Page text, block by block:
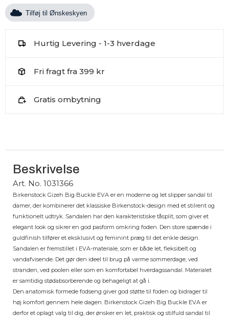
Tilføj til Ønskeskyen
Hurtig Levering - 1-3 hverdage
Fri fragt fra 399 kr
Gratis ombytning
Beskrivelse
Art. No. 1031366
Birkenstock Gizeh Big Buckle EVA er en moderne og let slipper sandal til
damer, der kombinerer det klassiske Birkenstock-design med et stilrent og
funktionelt udtryk. Sandalen har den karakteristiske tåsplit, som giver et
elegant look og sikrer en god pasform omkring foden. Den store spænde i
guldfinish tilfører et eksklusivt og feminint præg til det enkle design.
Sandalen er fremstillet i EVA-materiale, som er både let, fleksibelt og
vandafvisende. Det gør den ideel til brug på varme sommerdage, ved
stranden, ved poolen eller som en komfortabel hverdagssandal. Materialet
er samtidig stødabsorberende og behageligt at gå i.
Den anatomisk formede fodseng giver god støtte til foden og bidrager til
høj komfort gennem hele dagen. Birkenstock Gizeh Big Buckle EVA er
derfor et oplagt valg til dig, der ønsker en let, praktisk og stilfuld sandal til